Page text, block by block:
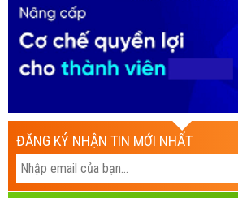
ĐĂNG KÝ NHẬN TIN MỚI NHẤT